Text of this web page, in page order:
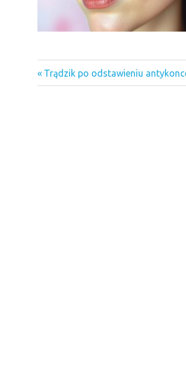
Nawigacja
Previous
Post:
Trądzik po odstawieniu